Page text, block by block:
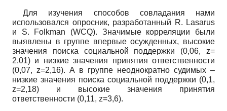
Для изучения способов совладания нами
использовался опросник, разработанный R. Lasarus
и S. Folkman (WCQ). Значимые корреляции были
выявлены в группе впервые осужденных, высокие
значения поиска социальной поддержки (0,06, z=
2,01) и низкие значения принятия ответственности
(0,07, z=2,16). А в группе неоднократно судимых –
низкие значения поиска социальной поддержки (0,1,
z=2,18) и высокие значения принятия
ответственности (0,11, z=3,6).